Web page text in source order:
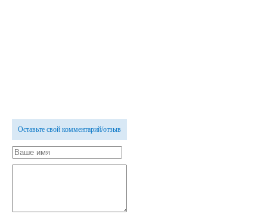
Оставьте свой комментарий/отзыв